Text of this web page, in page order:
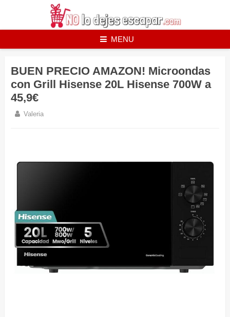
MENU
BUEN PRECIO AMAZON! Microondas
con Grill Hisense 20L Hisense 700W a
45,9€
Valeria